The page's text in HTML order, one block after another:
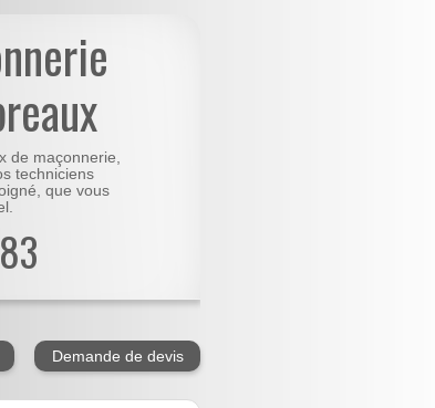
de maçonnerie,
techniciens
que vous
Demande de devis